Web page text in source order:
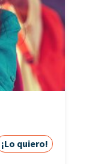
¡Lo quiero!